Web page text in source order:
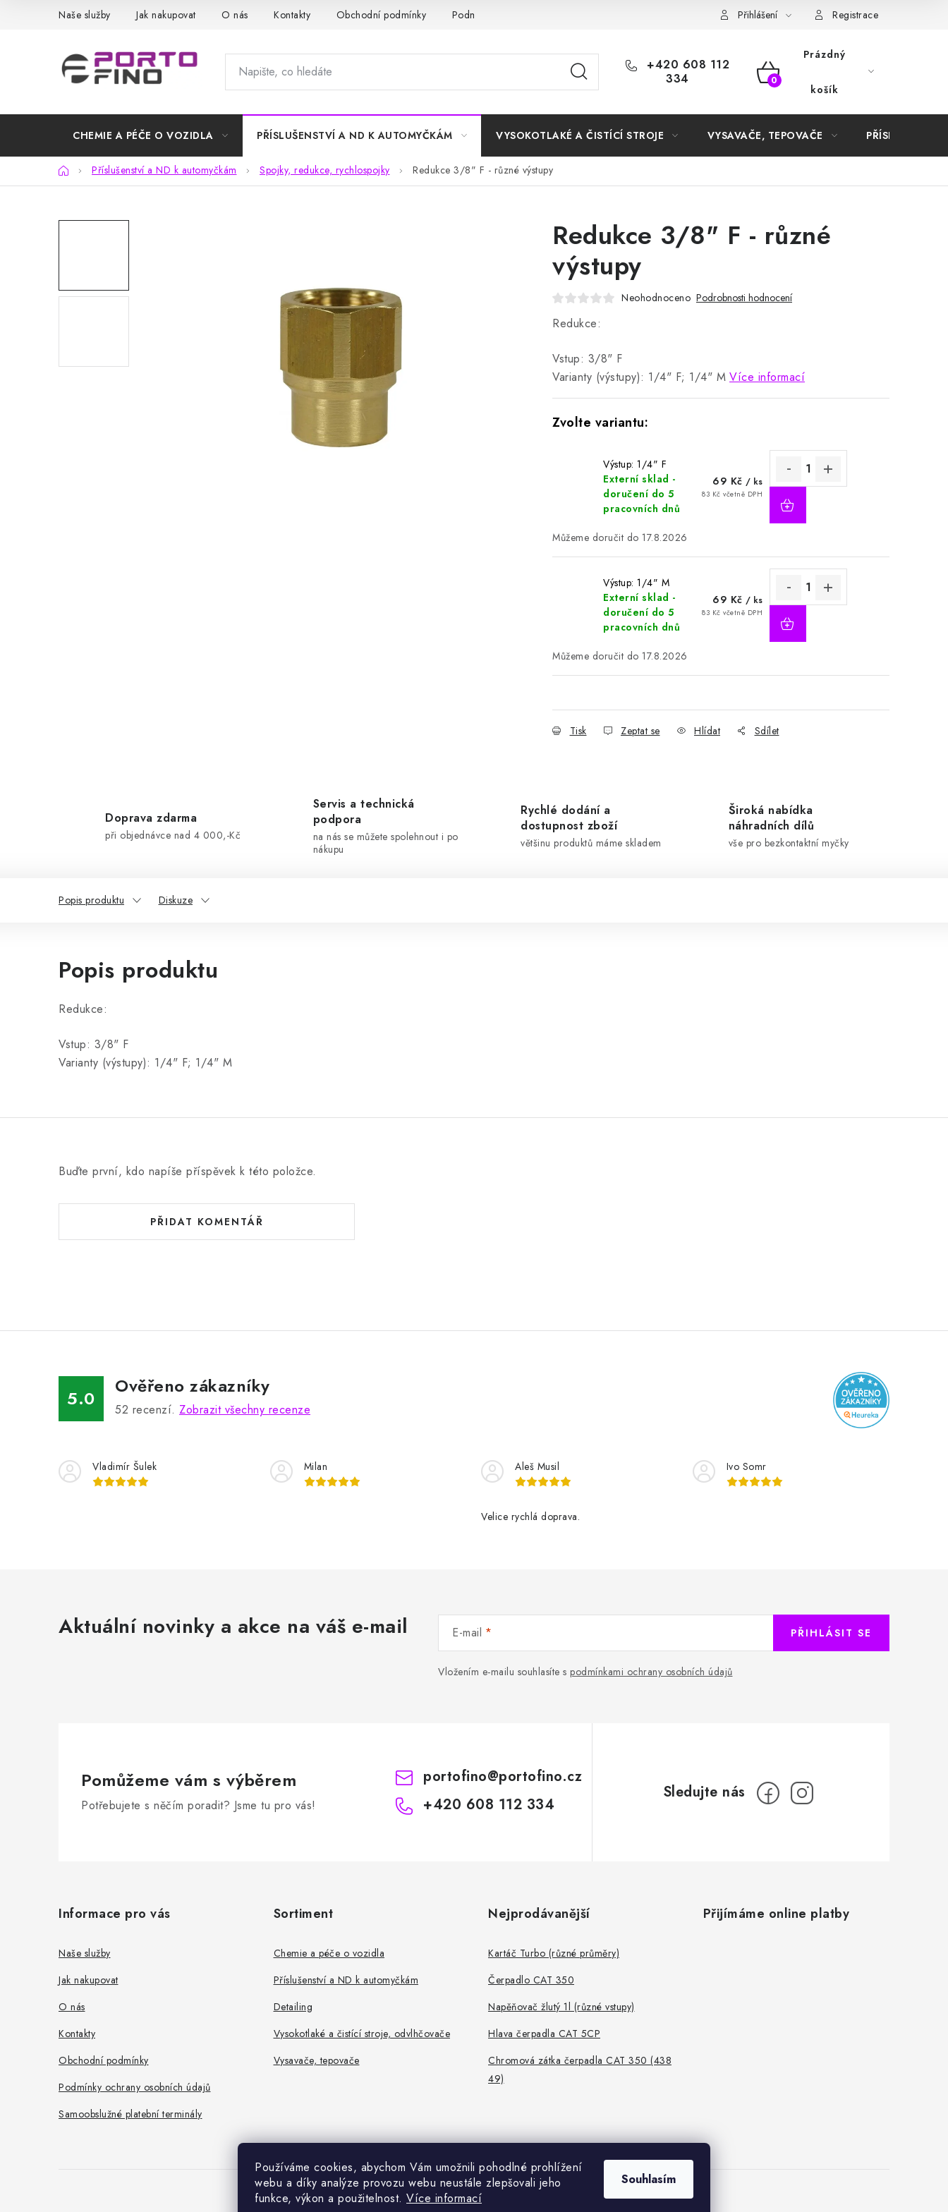
Používáme cookies, abychom Vám umožnili pohodlné prohlížení
webu a díky analýze provozu webu neustále zlepšovali jeho
funkce, výkon a použitelnost. Více informací
Souhlasím
Naše služby Jak nakupovat O nás Kontakty Obchodní podmínky Podmínky ochrany osobních údajů Samoobslužné platební terminály
Přihlášení Registrace
+420 608 112
334
NÁKUPNÍ
Prázdný
košík
CHEMIE A PÉČE O VOZIDLA PŘÍSLUŠENSTVÍ A ND K AUTOMYČKÁM VYSOKOTLAKÉ A ČISTÍCÍ STROJE VYSAVAČE, TEPOVAČE PŘÍSLUŠENSTVÍ
DomůPříslušenství a ND k automyčkám Spojky, redukce, rychlospojky Redukce 3/8" F - různé výstupy
Redukce 3/8" F - různé
výstupy
Neohodnoceno Podrobnosti hodnocení
Redukce:
Vstup: 3/8" F
Varianty (výstupy): 1/4" F; 1/4" M Více informací
Výstup: 1/4" F
Externí sklad -
doručení do 5
pracovních dnů
69 Kč / ks
83 Kč včetně DPH
17.8.2026
Výstup: 1/4" M
Externí sklad -
doručení do 5
pracovních dnů
69 Kč / ks
83 Kč včetně DPH
17.8.2026
Tisk Zeptat se Hlídat Sdílet
Doprava zdarma
při objednávce nad 4 000,-Kč
Servis a technická
podpora
na nás se můžete spolehnout i po
nákupu
Rychlé dodání a
dostupnost zboží
většinu produktů máme skladem
Široká nabídka
náhradních dílů
vše pro bezkontaktní myčky
Popis produktu Diskuze
Popis produktu
Redukce:
Vstup: 3/8" F
Varianty (výstupy): 1/4" F; 1/4" M
Buďte první, kdo napíše příspěvek k této položce.
PŘIDAT KOMENTÁŘ
5.0
Ověřeno zákazníky
52 recenzí. Zobrazit všechny recenze
Vladimír Šulek Milan Aleš Musil
Velice rychlá doprava.
Ivo Somr
Aktuální novinky a akce na váš e-mail E-mail
Vložením e-mailu souhlasíte s podmínkami ochrany osobních údajů
PŘIHLÁSIT SE
Pomůžeme vám s výběrem
Potřebujete s něčím poradit? Jsme tu pro vás!
portofino@portofino.cz
+420 608 112 334
Informace pro vás
Naše služby
Jak nakupovat
O nás
Kontakty
Obchodní podmínky
Podmínky ochrany osobních údajů
Samoobslužné platební terminály
Sortiment
Chemie a péče o vozidla
Příslušenství a ND k automyčkám
Detailing
Vysokotlaké a čistící stroje, odvlhčovače
Vysavače, tepovače
Nejprodávanější
Kartáč Turbo (různé průměry)
Čerpadlo CAT 350
Napěňovač žlutý 1l (různé vstupy)
Hlava čerpadla CAT 5CP
Chromová zátka čerpadla CAT 350 (438
49)
Přijímáme online platby
Copyright 2026Portofino. Všechna práva vyhrazena.